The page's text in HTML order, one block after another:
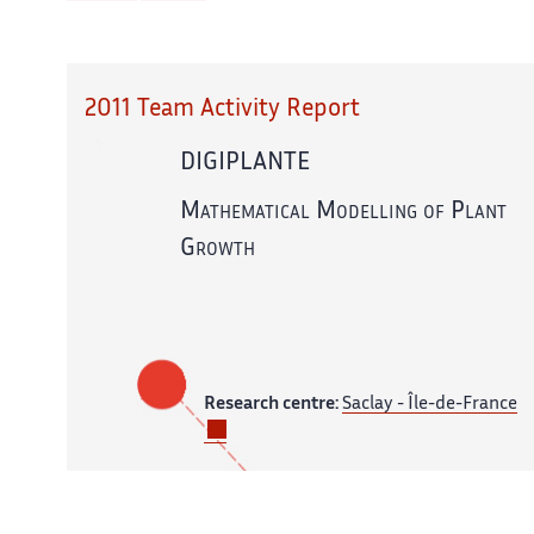
2011 Team Activity Report
DIGIPLANTE
Mathematical Modelling of Plant
Growth
Research centre: Saclay - Île-de-France